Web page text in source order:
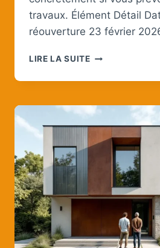
travaux. Élément Détail
réouverture 23 février
LIRE LA SUITEMAPRIMERÉNOV’
:
ET
PROFITER
APRÈS
RÉOUVERTURE
?